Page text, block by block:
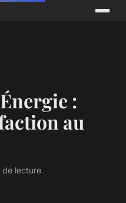
:
au
lecture